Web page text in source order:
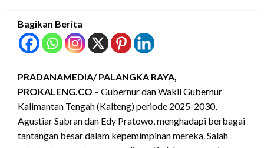
Bagikan Berita
PRADANAMEDIA/ PALANGKA RAYA,
PROKALENG.CO – Gubernur dan Wakil Gubernur
Kalimantan Tengah (Kalteng) periode 2025-2030,
Agustiar Sabran dan Edy Pratowo, menghadapi berbagai
tantangan besar dalam kepemimpinan mereka. Salah